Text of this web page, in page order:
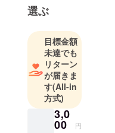
選ぶ
目標金額
未達でも
リターン
が届きま
す(All-in
方式)
3,0
00 円